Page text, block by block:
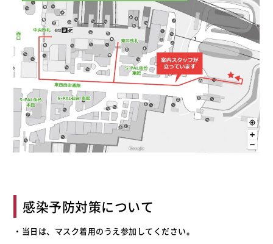
感染予防対策について
・当日は、マスク着用のうえ参加してください。